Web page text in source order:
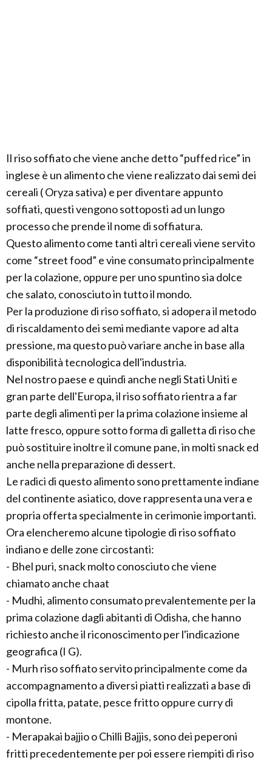
Il riso soffiato che viene anche detto “puffed rice” in
inglese è un alimento che viene realizzato dai semi dei
cereali ( Oryza sativa) e per diventare appunto
soffiati, questi vengono sottoposti ad un lungo
processo che prende il nome di soffiatura.
Questo alimento come tanti altri cereali viene servito
come “street food” e vine consumato principalmente
per la colazione, oppure per uno spuntino sia dolce
che salato, conosciuto in tutto il mondo.
Per la produzione di riso soffiato, si adopera il metodo
di riscaldamento dei semi mediante vapore ad alta
pressione, ma questo può variare anche in base alla
disponibilità tecnologica dell'industria.
Nel nostro paese e quindi anche negli Stati Uniti e
gran parte dell'Europa, il riso soffiato rientra a far
parte degli alimenti per la prima colazione insieme al
latte fresco, oppure sotto forma di galletta di riso che
può sostituire inoltre il comune pane, in molti snack ed
anche nella preparazione di dessert.
Le radici di questo alimento sono prettamente indiane
del continente asiatico, dove rappresenta una vera e
propria offerta specialmente in cerimonie importanti.
Ora elencheremo alcune tipologie di riso soffiato
indiano e delle zone circostanti:
- Bhel puri, snack molto conosciuto che viene
chiamato anche chaat
- Mudhi, alimento consumato prevalentemente per la
prima colazione dagli abitanti di Odisha, che hanno
richiesto anche il riconoscimento per l'indicazione
geografica (I G).
- Murh riso soffiato servito principalmente come da
accompagnamento a diversi piatti realizzati a base di
cipolla fritta, patate, pesce fritto oppure curry di
montone.
- Merapakai bajjio o Chilli Bajjis, sono dei peperoni
fritti precedentemente per poi essere riempiti di riso